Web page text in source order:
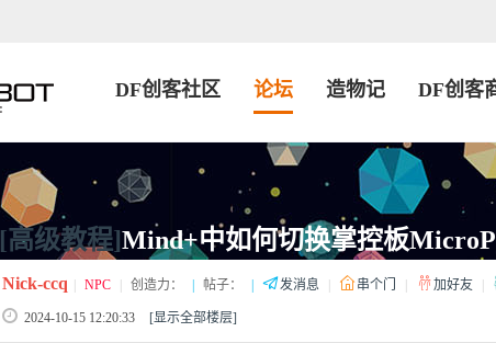
DF创客社区 论坛 造物记 DF创客
[高级教程]Mind+中如何切换掌控板
Nick-ccq NPC 创造力： 帖子： 发消息 串个门 加好友
2024-10-15 12:20:33 [显示全部楼层]